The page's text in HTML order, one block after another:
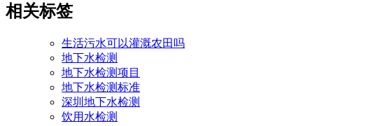
相关标签
生活污水可以灌溉农田吗
地下水检测
地下水检测项目
地下水检测标准
深圳地下水检测
饮用水检测